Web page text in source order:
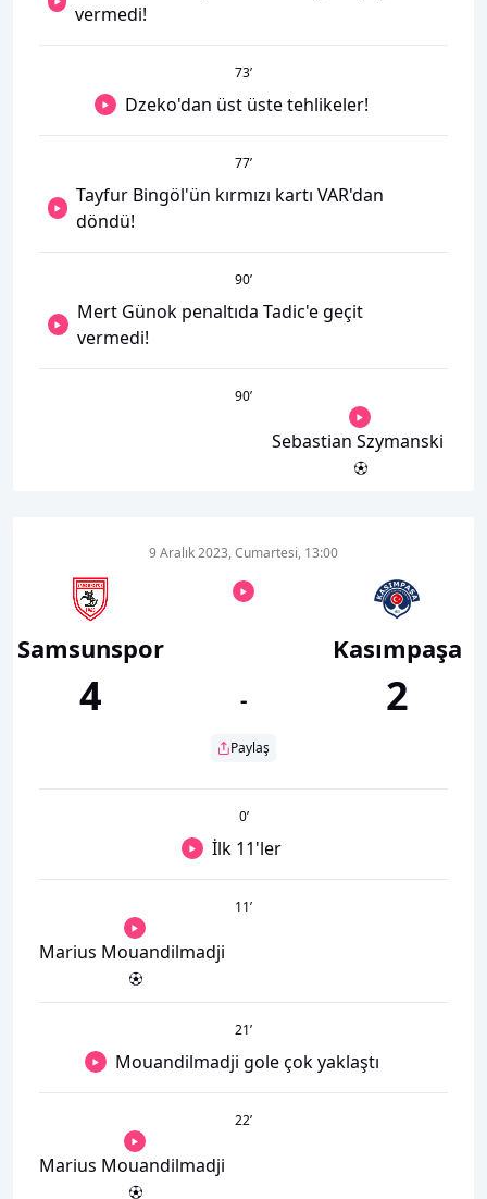
vermedi!
73’
Dzeko'dan üst üste tehlikeler!
77’
Tayfur Bingöl'ün kırmızı kartı VAR'dan
döndü!
90’
Mert Günok penaltıda Tadic'e geçit
vermedi!
90’
Sebastian Szymanski
Samsunspor
4
9 Aralık 2023, Cumartesi, 13:00
-
Paylaş
Kasımpaşa
2
0’
İlk 11'ler
11’
Marius Mouandilmadji
21’
Mouandilmadji gole çok yaklaştı
22’
Marius Mouandilmadji